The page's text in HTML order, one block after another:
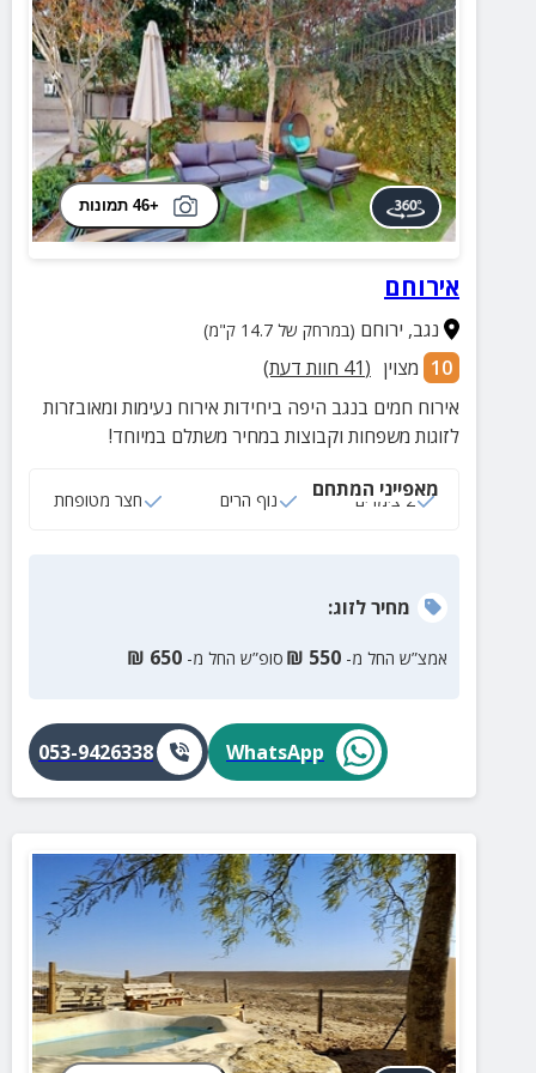
+46 תמונות
אירוחם
נגב, ירוחם (במרחק של 14.7 ק"מ)
10 מצוין (
41 חוות דעת)
אירוח חמים בנגב היפה ביחידות אירוח נעימות ומאובזרות
לזוגות משפחות וקבוצות במחיר משתלם במיוחד!
מאפייני המתחם
2 צימרים נוף הרים חצר מטופחת
מחירלזוג:
אמצ”ש החל מ- 550
₪ סופ”ש החל מ- 650
₪
WhatsApp
053-9426338